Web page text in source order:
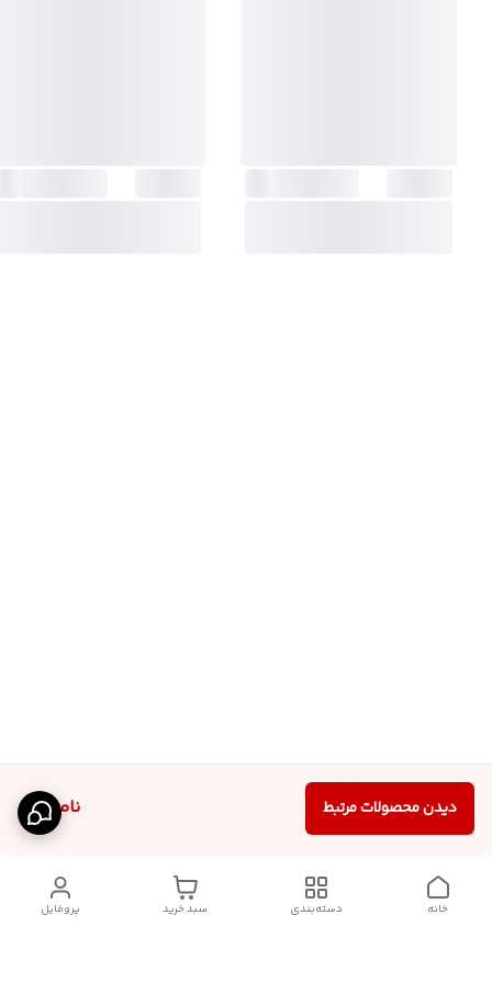
ناموجود دیدن محصولات مرتبط
پروفایل سبد خرید دسته‌بندی خانه